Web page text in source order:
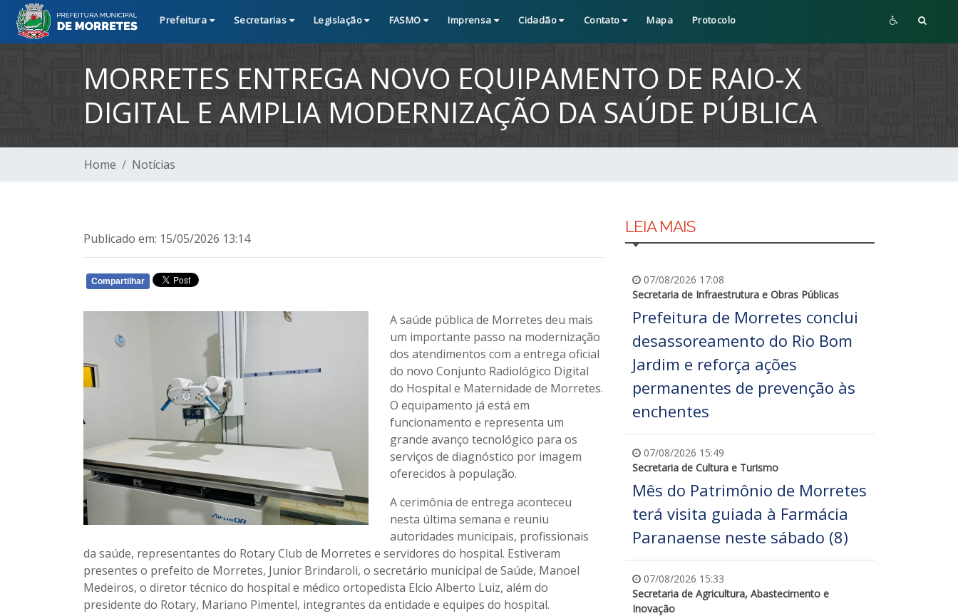
Prefeitura Secretarias Legislação FASMO Imprensa Cidadão Contato Mapa Protocolo
MORRETES ENTREGA NOVO EQUIPAMENTO DE RAIO-X
DIGITAL E AMPLIA MODERNIZAÇÃO DA SAÚDE PÚBLICA
Home Notícias
Publicado em: 15/05/2026 13:14
Compartilhar
A saúde pública de Morretes deu mais
um importante passo na modernização
dos atendimentos com a entrega oficial
do novo Conjunto Radiológico Digital
do Hospital e Maternidade de Morretes.
O equipamento já está em
funcionamento e representa um
grande avanço tecnológico para os
serviços de diagnóstico por imagem
oferecidos à população.
A cerimônia de entrega aconteceu
nesta última semana e reuniu
autoridades municipais, profissionais
da saúde, representantes do Rotary Club de Morretes e servidores do hospital. Estiveram
presentes o prefeito de Morretes, Junior Brindaroli, o secretário municipal de Saúde, Manoel
Medeiros, o diretor técnico do hospital e médico ortopedista Elcio Alberto Luiz, além do
presidente do Rotary, Mariano Pimentel, integrantes da entidade e equipes do hospital.
LEIA MAIS
07/08/2026 17:08
Secretaria de Infraestrutura e Obras Públicas
Prefeitura de Morretes conclui
desassoreamento do Rio Bom
Jardim e reforça ações
permanentes de prevenção às
enchentes
07/08/2026 15:49
Secretaria de Cultura e Turismo
Mês do Patrimônio de Morretes
terá visita guiada à Farmácia
Paranaense neste sábado (8)
07/08/2026 15:33
Secretaria de Agricultura, Abastecimento e
Inovação